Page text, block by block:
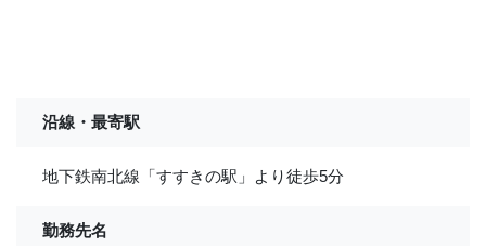
沿線・最寄駅
地下鉄南北線「すすきの駅」より徒歩5分
勤務先名